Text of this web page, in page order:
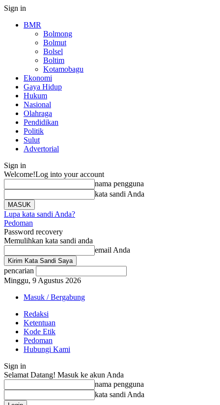
Sign in
BMR
Bolmong
Bolmut
Bolsel
Boltim
Kotamobagu
Ekonomi
Gaya Hidup
Hukum
Nasional
Olahraga
Pendidikan
Politik
Sulut
Advertorial
Sign in
Welcome!Log into your account
nama pengguna
kata sandi Anda
Lupa kata sandi Anda?
Pedoman
Password recovery
Memulihkan kata sandi anda
email Anda
pencarian
Minggu, 9 Agustus 2026
Masuk / Bergabung
Redaksi
Ketentuan
Kode Etik
Pedoman
Hubungi Kami
Sign in
Selamat Datang! Masuk ke akun Anda
nama pengguna
kata sandi Anda